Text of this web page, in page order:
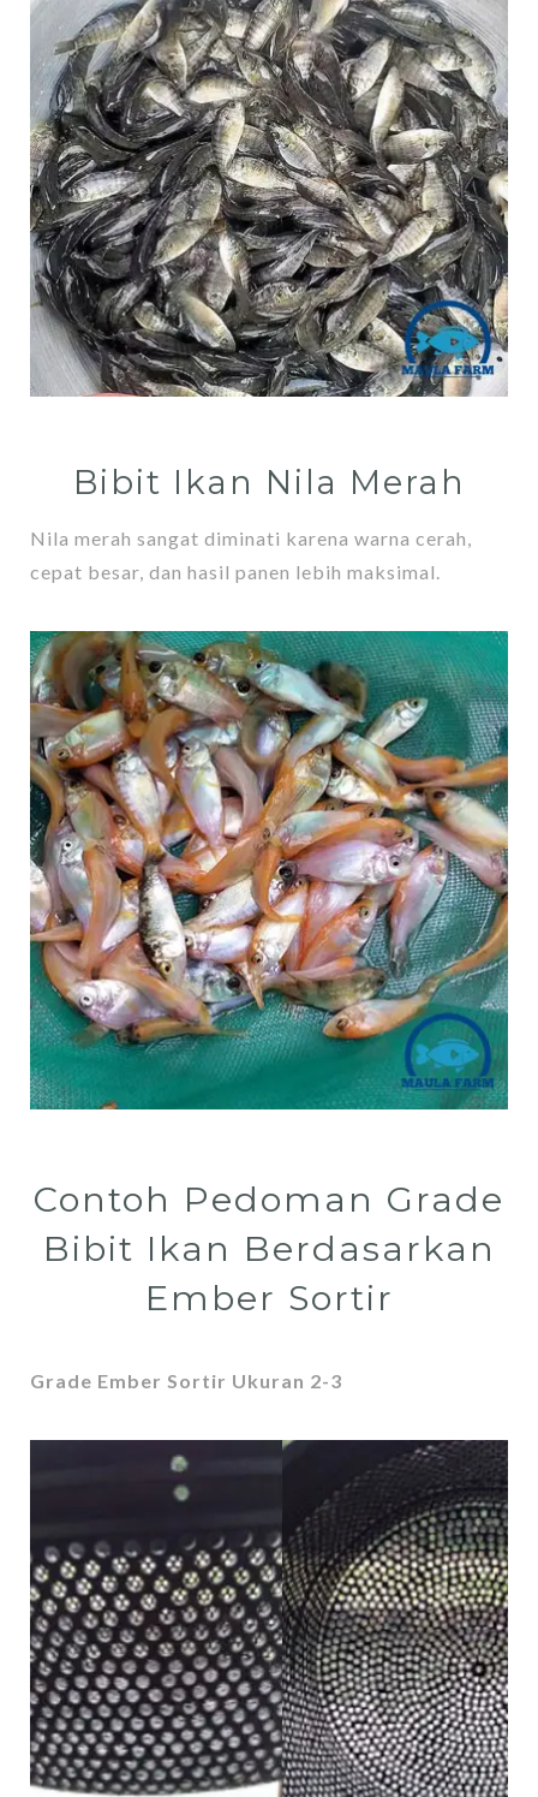
Bibit Ikan Nila Merah
Nila merah sangat diminati karena warna cerah,
cepat besar, dan hasil panen lebih maksimal.
Contoh Pedoman Grade
Bibit Ikan Berdasarkan
Ember Sortir
Grade Ember Sortir Ukuran 2-3